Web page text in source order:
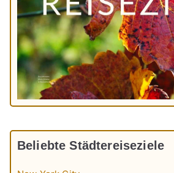
Beliebte Städtereiseziele